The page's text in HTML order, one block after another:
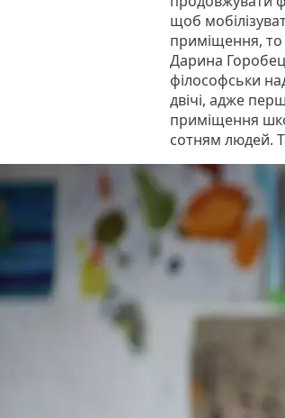
щоб
приміщення, то
Дарина
філософськи
двічі, адже
приміщення
сотням людей.